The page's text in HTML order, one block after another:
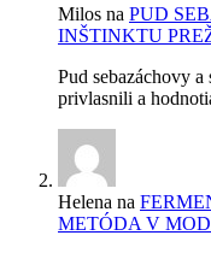
Milos na PUD
INŠTINKTU
Pud sebazáchovy
privlasnili a
Helena na
METÓDA V